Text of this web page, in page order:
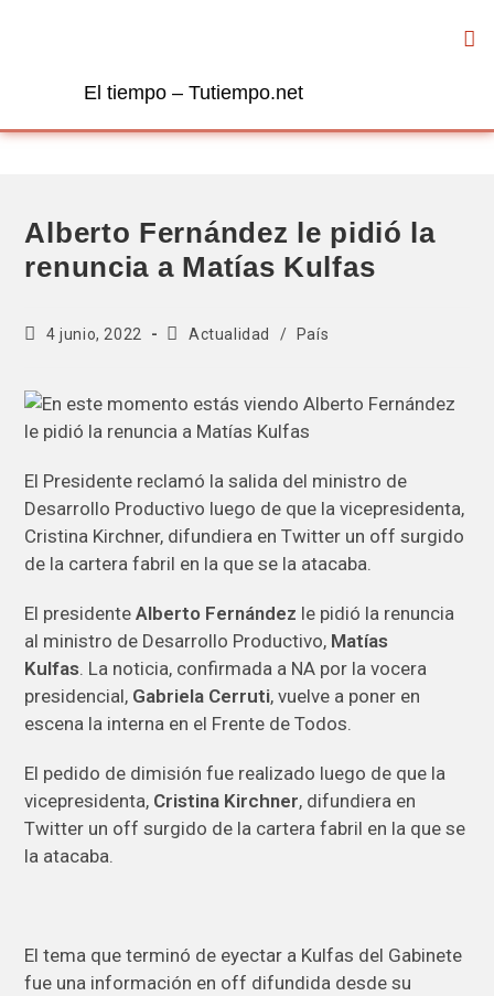
El tiempo – Tutiempo.net
Alberto Fernández le pidió la
renuncia a Matías Kulfas
4 junio, 2022 Actualidad / País
El Presidente reclamó la salida del ministro de
Desarrollo Productivo luego de que la vicepresidenta,
Cristina Kirchner, difundiera en Twitter un off surgido
de la cartera fabril en la que se la atacaba.
El presidenteAlberto Fernández le pidió la renuncia
al ministro de Desarrollo Productivo, Matías
Kulfas. La noticia, confirmada a NA por la vocera
presidencial, Gabriela Cerruti, vuelve a poner en
escena la interna en el Frente de Todos.
El pedido de dimisión fue realizado luego de que la
vicepresidenta, Cristina Kirchner, difundiera en
Twitter un off surgido de la cartera fabril en la que se
la atacaba.
El tema que terminó de eyectar a Kulfas del Gabinete
fue una información en off difundida desde su